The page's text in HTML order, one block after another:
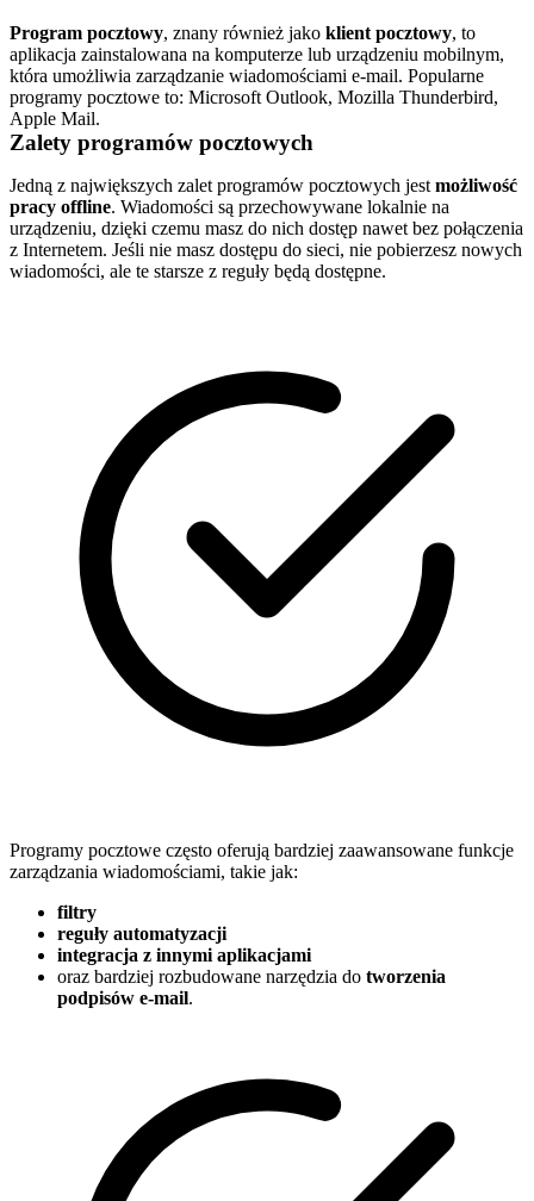
Program pocztowy, znany również jako klient pocztowy, to
aplikacja zainstalowana na komputerze lub urządzeniu mobilnym,
która umożliwia zarządzanie wiadomościami e-mail. Popularne
programy pocztowe to: Microsoft Outlook, Mozilla Thunderbird,
Apple Mail.
Zalety programów pocztowych
Jedną z największych zalet programów pocztowych jestmożliwość
pracy offline. Wiadomości są przechowywane lokalnie na
urządzeniu, dzięki czemu masz do nich dostęp nawet bez połączenia
z Internetem. Jeśli nie masz dostępu do sieci, nie pobierzesz nowych
wiadomości, ale te starsze z reguły będą dostępne.
Programy pocztowe często oferują bardziej zaawansowane funkcje
zarządzania wiadomościami, takie jak:
filtry
reguły automatyzacji
integracja z innymi aplikacjami
oraz bardziej rozbudowane narzędzia do tworzenia
podpisów e-mail.